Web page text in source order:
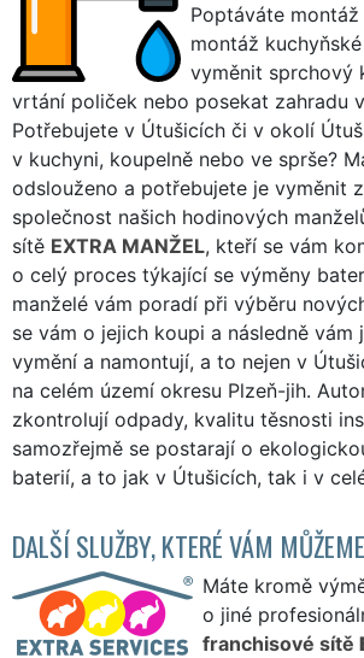
Poptáváte
montáž
vyměnit sprchový
vrtání poliček nebo posekat zahradu
Potřebujete v Útušicích či v okolí
v kuchyni, koupelně nebo ve sprše?
odslouženo a potřebujete je vyměnit
společnost našich hodinových
sítě EXTRA MANŽEL, kteří se vám
o celý proces týkající se výměny
manželé vám poradí při výběru
se vám o jejich koupi a následně vám
vymění a namontují, a to nejen v
na celém území okresu Plzeň-jih.
zkontrolují odpady, kvalitu těsnosti
samozřejmě se postarají o
baterií, a to jak v Útušicích, tak i v
DALŠÍ SLUŽBY, KTERÉ VÁM
Máte kromě
o jiné
franchisové sítě